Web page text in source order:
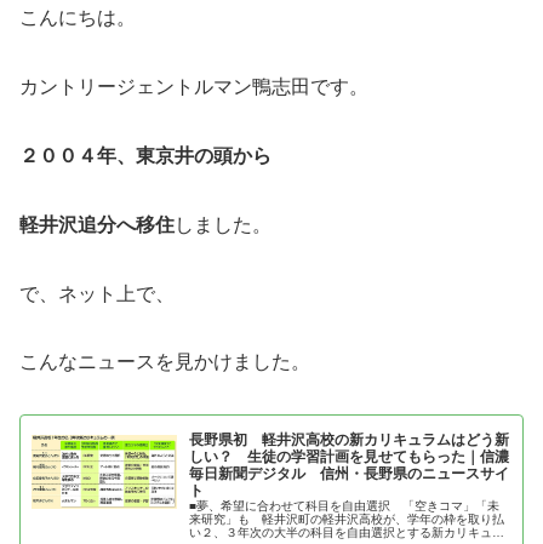
こんにちは。
カントリージェントルマン鴨志田です。
２００４年、東京井の頭から
軽井沢追分へ移住しました。
で、ネット上で、
こんなニュースを見かけました。
長野県初 軽井沢高校の新カリキュラムはどう新
しい？ 生徒の学習計画を見せてもらった｜信濃
毎日新聞デジタル 信州・長野県のニュースサイ
ト
■夢、希望に合わせて科目を自由選択 「空きコマ」「未
来研究」も 軽井沢町の軽井沢高校が、学年の枠を取り払
い２、３年次の大半の科目を自由選択とする新カリキュラ